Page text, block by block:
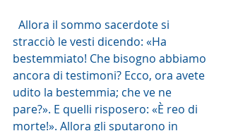
stracciò le vesti dicendo: «Ha
bestemmiato! Che bisogno abbiamo
ancora di testimoni? Ecco, ora avete
udito la bestemmia; che ve ne
pare?». E quelli risposero: «È reo di
morte!». Allora gli sputarono in